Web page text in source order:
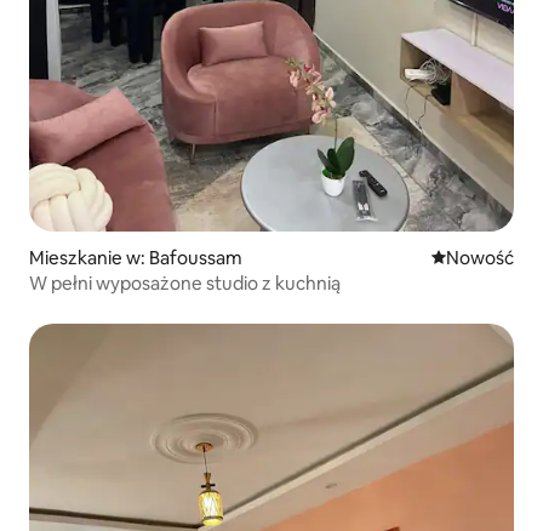
Mieszkanie w: Bafoussam Nowe
Nowość
W pełni wyposażone studio z kuchnią